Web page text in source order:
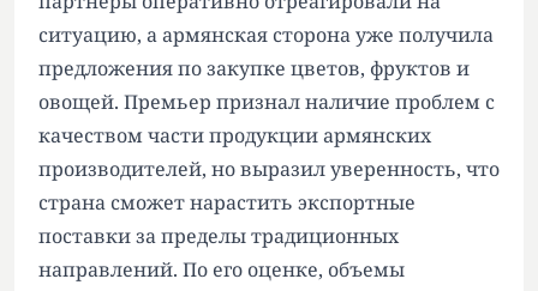
ситуацию, а армянская сторона уже получила
предложения по закупке цветов, фруктов и
овощей. Премьер признал наличие проблем с
качеством части продукции армянских
производителей, но выразил уверенность, что
страна сможет нарастить экспортные
поставки за пределы традиционных
направлений. По его оценке, объемы